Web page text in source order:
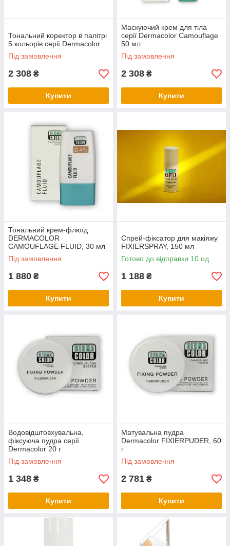
Тональний коректор в палітрі
5 кольорів серії Dermacolor
Під замовлення
2 308 ₴
Купити
Маскуючий крем для тіла
серії Dermacolor Camouflage
50 мл
Під замовлення
2 308 ₴
Купити
Тональний крем-флюїд
DERMACOLOR
CAMOUFLAGE FLUID, 30 мл
Під замовлення
1 880 ₴
Купити
Спрей-фіксатор для макіяжу
FIXIERSPRAY, 150 мл
Готово до відправки 10 од.
1 188 ₴
Купити
Водовідштовхувальна,
фіксуюча пудра серії
Dermacolor 20 г
Під замовлення
1 348 ₴
Купити
Матувальна пудра
Dermacolor FIXIERPUDER, 60
г
Під замовлення
2 781 ₴
Купити